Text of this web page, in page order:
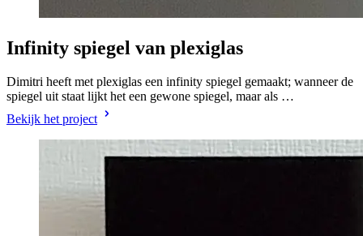
Infinity spiegel van plexiglas
Dimitri heeft met plexiglas een infinity spiegel gemaakt; wanneer de
spiegel uit staat lijkt het een gewone spiegel, maar als …
Bekijk het project